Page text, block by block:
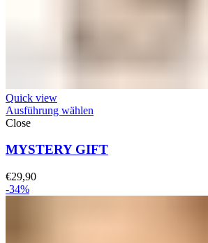
Quick view
Ausführung wählen
Close
MYSTERY GIFT
€29,90
-34%